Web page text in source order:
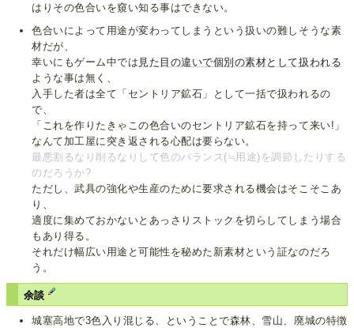
はりその色合いを窺い知る事はできない。
色合いによって用途が変わってしまうという扱いの難しそうな素
材だが、
幸いにもゲーム中では 見た目の違いで個別の素材として扱われる
ような事は無く、
入手した者は全て「セントリア鉱石」として一括で扱われるの
で、
「これを作りたきゃこの色合いのセントリア鉱石を持って来い!」
なんて加工屋に突き返される心配は要らない。
最悪割るなり削るなりして色のバランス(≒用途)を調節したりする
のだろうか?
ただし、武具の強化や生産のために要求される機会はそこそこあ
り、
適度に集めておかないとあっさりストックを切らしてしまう場合
もあり得る。
それだけ幅広い用途と可能性を秘めた新素材という証なのだろ
う。
余談
城塞高地で3色入り混じる、ということで森林、雪山、廃城の特徴